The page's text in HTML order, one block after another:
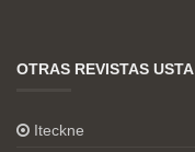
OTRAS REVISTAS USTA
Iteckne